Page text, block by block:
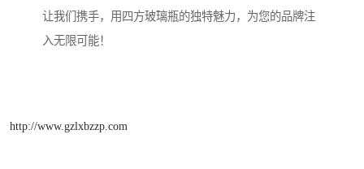
让我们携手，用四方玻璃瓶的独特魅力，为您的品牌注
入无限可能！
http://www.gzlxbzzp.com